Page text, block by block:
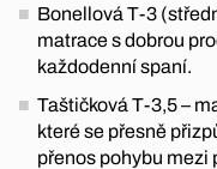
Bonellová T-3
matrace s dobrou
každodenní spaní.
Taštičková T-3,5 –
které se přesně
přenos pohybu mezi